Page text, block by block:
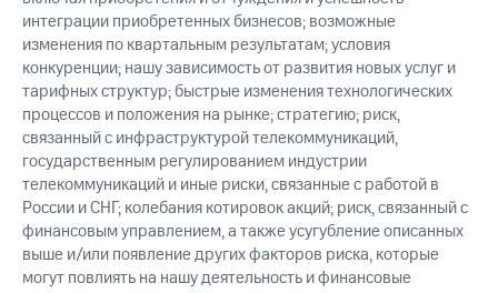
интеграции приобретенных бизнесов; возможные
изменения по квартальным результатам; условия
конкуренции; нашу зависимость от развития новых услуг и
тарифных структур; быстрые изменения технологических
процессов и положения на рынке; стратегию; риск,
связанный с инфраструктурой телекоммуникаций,
государственным регулированием индустрии
телекоммуникаций и иные риски, связанные с работой в
России и СНГ; колебания котировок акций; риск, связанный с
финансовым управлением, а также усугубление описанных
выше и/или появление других факторов риска, которые
могут повлиять на нашу деятельность и финансовые